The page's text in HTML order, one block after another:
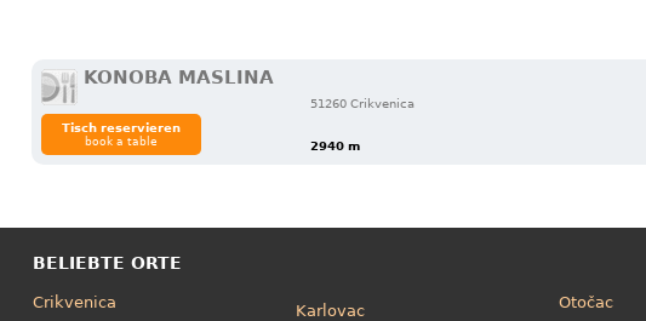
KONOBA MASLINA
51260 Crikvenica
2940 m
Tisch reservieren
book a table
BELIEBTE ORTE
Crikvenica
Karlovac
Otočac